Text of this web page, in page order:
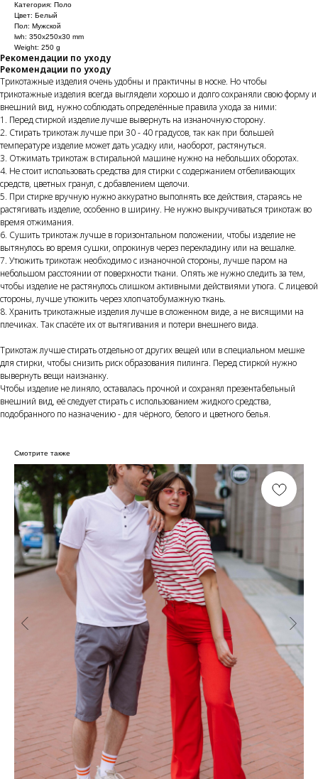
Категория: Поло
Цвет: Белый
Пол: Мужской
lwh: 350x250x30 mm
Weight: 250 g
Рекомендации по уходу
Рекомендации по уходу
Трикотажные изделия очень удобны и практичны в носке. Но чтобы
трикотажные изделия всегда выглядели хорошо и долго сохраняли свою форму и
внешний вид, нужно соблюдать определённые правила ухода за ними:
1. Перед стиркой изделие лучше вывернуть на изнаночную сторону.
2. Стирать трикотаж лучше при 30 - 40 градусов, так как при большей
температуре изделие может дать усадку или, наоборот, растянуться.
3. Отжимать трикотаж в стиральной машине нужно на небольших оборотах.
4. Не стоит использовать средства для стирки с содержанием отбеливающих
средств, цветных гранул, с добавлением щелочи.
5. При стирке вручную нужно аккуратно выполнять все действия, стараясь не
растягивать изделие, особенно в ширину. Не нужно выкручиваться трикотаж во
время отжимания.
6. Сушить трикотаж лучше в горизонтальном положении, чтобы изделие не
вытянулось во время сушки, опрокинув через перекладину или на вешалке.
7. Утюжить трикотаж необходимо с изнаночной стороны, лучше паром на
небольшом расстоянии от поверхности ткани. Опять же нужно следить за тем,
чтобы изделие не растянулось слишком активными действиями утюга. С лицевой
стороны, лучше утюжить через хлопчатобумажную ткань.
8. Хранить трикотажные изделия лучше в сложенном виде, а не висящими на
плечиках. Так спасёте их от вытягивания и потери внешнего вида.
Трикотаж лучше стирать отдельно от других вещей или в специальном мешке
для стирки, чтобы снизить риск образования пилинга. Перед стиркой нужно
вывернуть вещи наизнанку.
Чтобы изделие не линяло, оставалась прочной и сохранял презентабельный
внешний вид, её следует стирать с использованием жидкого средства,
подобранного по назначению - для чёрного, белого и цветного белья.
Смотрите также